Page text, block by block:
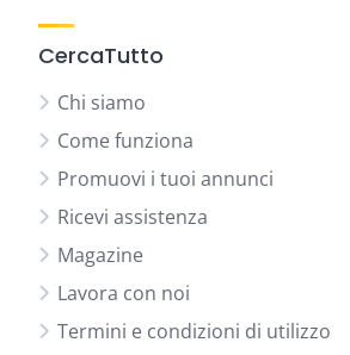
CercaTutto
Chi siamo
Come funziona
Promuovi i tuoi annunci
Ricevi assistenza
Magazine
Lavora con noi
Termini e condizioni di utilizzo